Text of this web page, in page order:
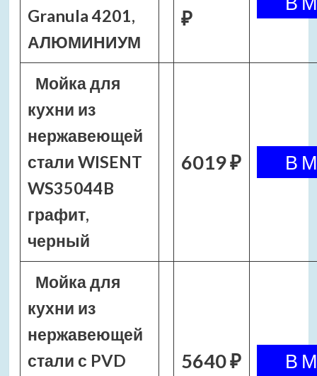
Granula 4201,
АЛЮМИНИУМ
₽
Мойка для
кухни из
нержавеющей
стали WISENT
WS35044B
графит,
черный
6019 ₽
Мойка для
кухни из
нержавеющей
стали с PVD
5640 ₽